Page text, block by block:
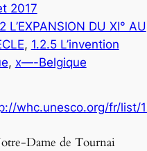
2017
L’EXPANSION DU XI° AU
, 1.2.5 L’invention
, x—-Belgique
whc.unesco.org/fr/list/
Dame de Tournai